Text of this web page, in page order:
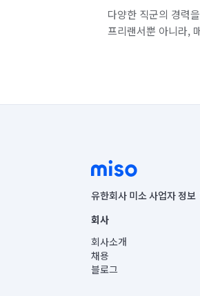
다양한 직군의 경력
프리랜서뿐 아니라,
유한회사 미소 사업자 정보
사업자등록번호 : 291-87-
통신판매신고번호 : 2024-서
대표이사 : CHING VICTOR
주소 | 본사: 서울특별시 종
컨택센터 : 서울특별시 종로
회사
회사소개
채용
블로그